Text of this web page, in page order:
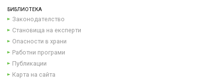
БИБЛИОТЕКА
Законодателство
Становища на експерти
Опасности в храни
Работни програми
Публикации
Карта на сайта